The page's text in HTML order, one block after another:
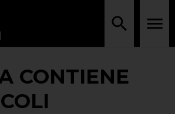
CONTIENE